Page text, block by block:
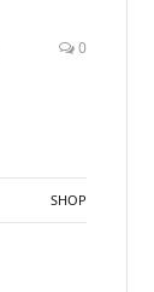
0
SHOP